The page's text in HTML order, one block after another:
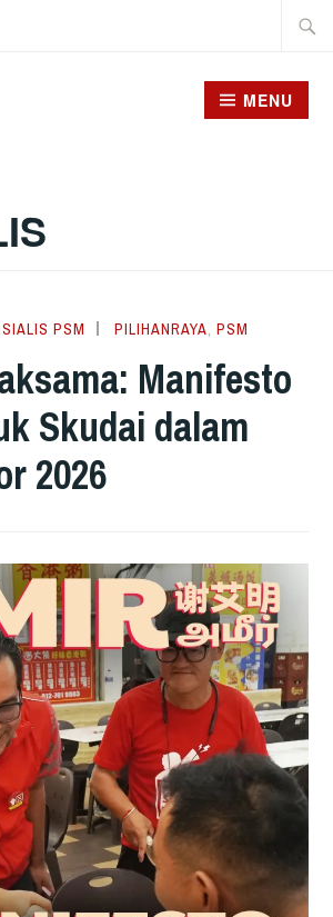
MENU
PSM PILIHANRAYA ,PSM
Manifesto
Skudai dalam
2026